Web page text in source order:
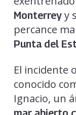
Monterreyy
percance
Punta del
El incidente
conocido
Ignacio, un